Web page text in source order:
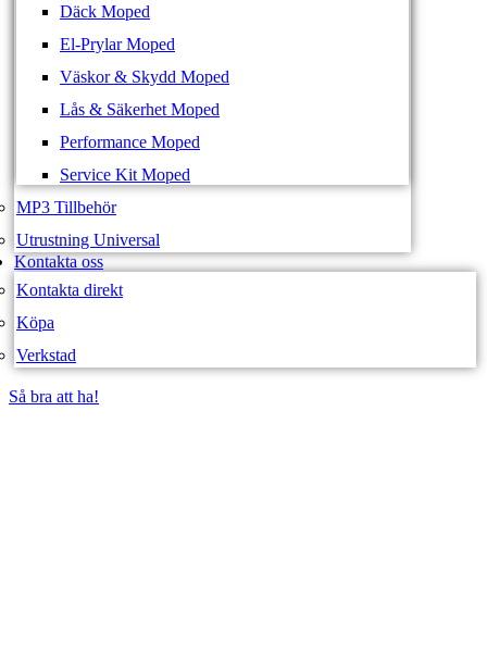
Däck Moped
El-Prylar Moped
Väskor & Skydd Moped
Lås & Säkerhet Moped
Performance Moped
Service Kit Moped
MP3 Tillbehör
Utrustning Universal
Kontakta oss
Kontakta direkt
Köpa
Verkstad
Så bra att ha!